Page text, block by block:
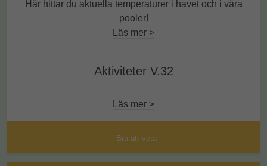
Här hittar du aktuella temperaturer i havet och i våra
pooler!
Läs mer >
Aktiviteter V.32
Läs mer >
Bra att veta